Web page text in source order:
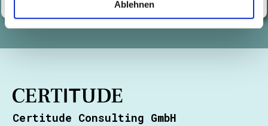
Ablehnen
Certitude Consulting GmbH